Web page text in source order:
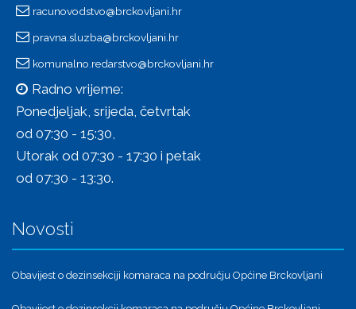
racunovodstvo@brckovljani.hr
pravna.sluzba@brckovljani.hr
komunalno.redarstvo@brckovljani.hr
Radno vrijeme:
Ponedjeljak, srijeda, četvrtak
od 07:30 - 15:30,
Utorak od 07:30 - 17:30 i petak
od 07:30 - 13:30.
Novosti
Obavijest o dezinsekciji komaraca na području Općine Brckovljani